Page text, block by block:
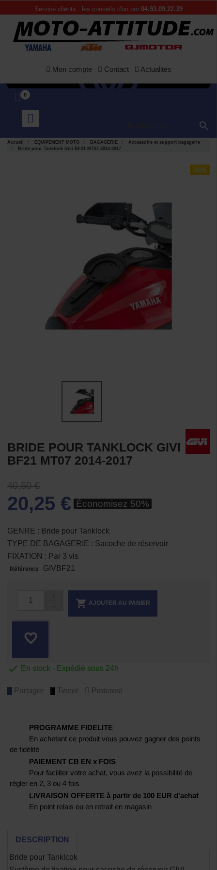
Service clients : les conseils d'un pro 04.93.09.22.39
Mon compte Contact Actualités
0

Accueil EQUIPEMENT MOTO BAGAGERIE
Accessoire et support bagagerie
Bride pour Tanklock Givi BF21 MT07 2014-2017
-50%
BRIDE POUR TANKLOCK GIVI
BF21 MT07 2014-2017
40,50 €
20,25 € Économisez 50%
GENRE : Bride pour Tanklock
TYPE DE BAGAGERIE : Sacoche de réservoir
FIXATION : Par 3 vis
Référence GIVBF21
 AJOUTER AU PANIER
favorite_border
 En stock - Expédié sous 24h
Partager Tweet Pinterest
PROGRAMME FIDELITE
En achetant ce produit vous pouvez gagner des points
de fidélité
PAIEMENT CB EN x FOIS
Pour faciliter votre achat, vous avez la possibilité de
régler en 2, 3 ou 4 fois
LIVRAISON OFFERTE à partir de 100 EUR d'achat
En point relais ou en retrait en magasin
DESCRIPTION
Bride pour Tanklcok